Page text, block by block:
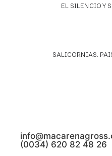
EL SILENCIO Y
SALICORNIAS.
(0034) 620 82 48 26